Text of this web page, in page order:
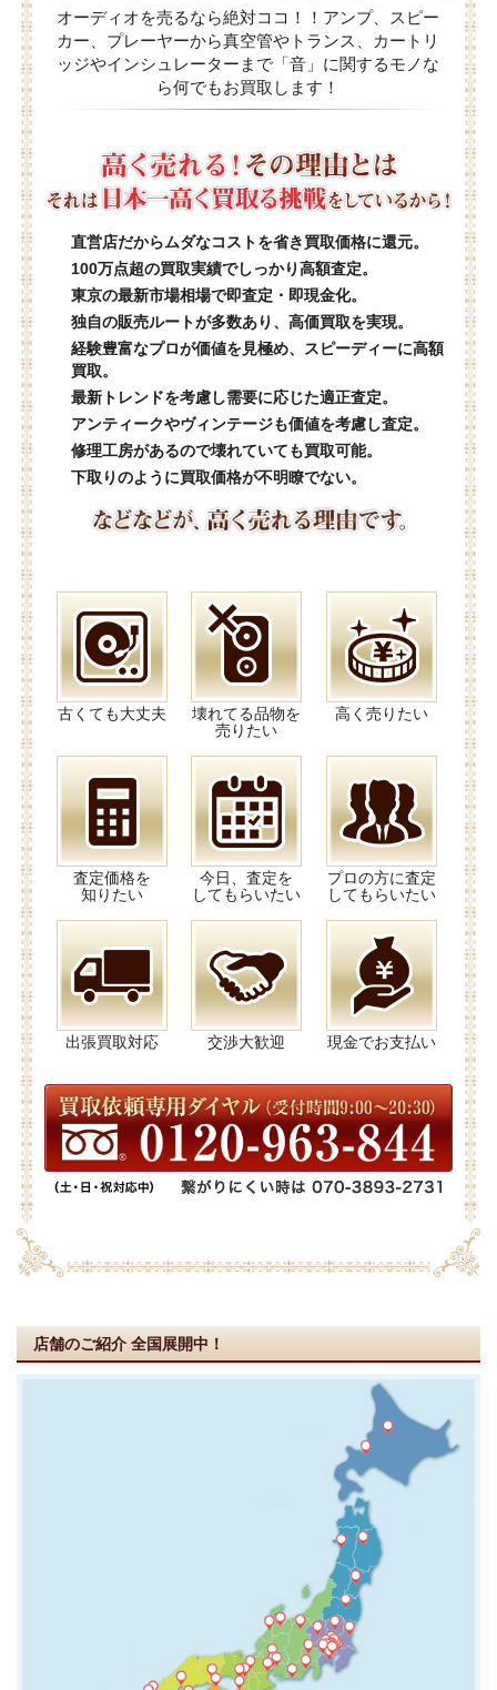
オーディオを売るなら絶対ココ！！アンプ、スピー
カー、プレーヤーから真空管やトランス、カートリ
ッジやインシュレーターまで「音」に関するモノな
ら何でもお買取します！
直営店だからムダなコストを省き買取価格に還元。
100万点超の買取実績でしっかり高額査定。
東京の最新市場相場で即査定・即現金化。
独自の販売ルートが多数あり、高価買取を実現。
経験豊富なプロが価値を見極め、スピーディーに高額
買取。
最新トレンドを考慮し需要に応じた適正査定。
アンティークやヴィンテージも価値を考慮し査定。
修理工房があるので壊れていても買取可能。
下取りのように買取価格が不明瞭でない。
古くても大丈夫
壊れてる品物を
売りたい
高く売りたい
査定価格を
知りたい
今日、査定を
してもらいたい
プロの方に査定
してもらいたい
出張買取対応 交渉大歓迎 現金でお支払い
店舗のご紹介 全国展開中！